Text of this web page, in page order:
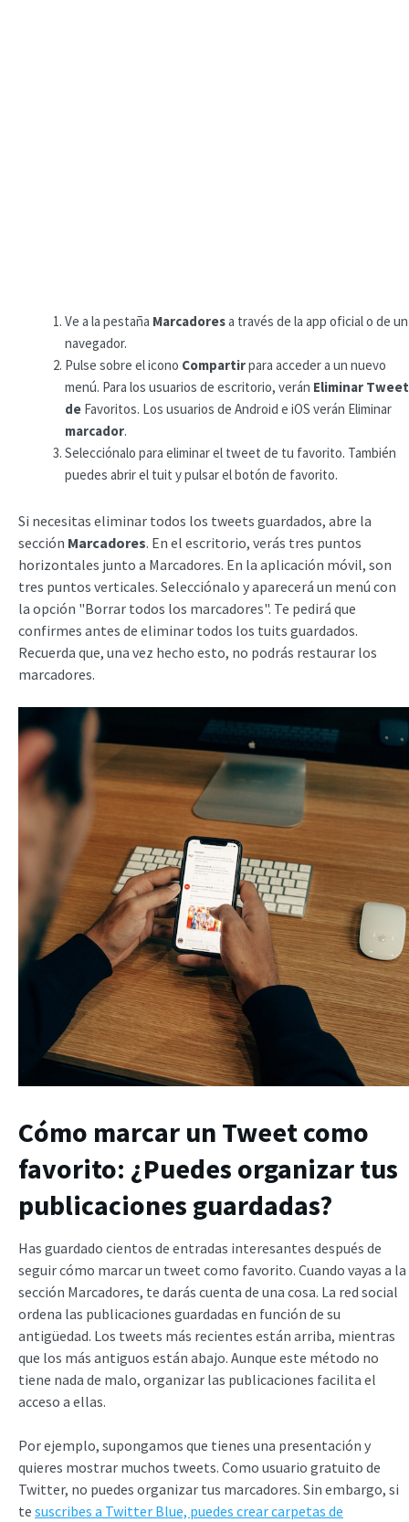
Ve a la pestaña Marcadoresa través de la app oficial o de un
navegador.
Pulse sobre el icono Compartirpara acceder a un nuevo
menú. Para los usuarios de escritorio, verán Eliminar Tweet
de Favoritos. Los usuarios de Android e iOS verán Eliminar
marcador.
Selecciónalo para eliminar el tweet de tu favorito. También
puedes abrir el tuit y pulsar el botón de favorito.
Si necesitas eliminar todos los tweets guardados, abre la
sección Marcadores. En el escritorio, verás tres puntos
horizontales junto a Marcadores. En la aplicación móvil, son
tres puntos verticales. Selecciónalo y aparecerá un menú con
la opción "Borrar todos los marcadores". Te pedirá que
confirmes antes de eliminar todos los tuits guardados.
Recuerda que, una vez hecho esto, no podrás restaurar los
marcadores.
Cómo marcar un Tweet como
favorito: ¿Puedes organizar tus
publicaciones guardadas?
Has guardado cientos de entradas interesantes después de
seguir cómo marcar un tweet como favorito. Cuando vayas a la
sección Marcadores, te darás cuenta de una cosa. La red social
ordena las publicaciones guardadas en función de su
antigüedad. Los tweets más recientes están arriba, mientras
que los más antiguos están abajo. Aunque este método no
tiene nada de malo, organizar las publicaciones facilita el
acceso a ellas.
Por ejemplo, supongamos que tienes una presentación y
quieres mostrar muchos tweets. Como usuario gratuito de
Twitter, no puedes organizar tus marcadores. Sin embargo, si
te suscribes a Twitter Blue, puedes crear carpetas de